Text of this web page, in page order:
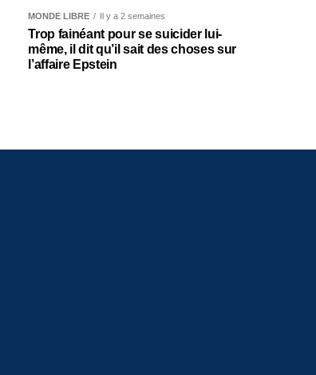
MONDE LIBRE Il y a 2 semaines
Trop fainéant pour se suicider lui-
même, il dit qu’il sait des choses sur
l’affaire Epstein